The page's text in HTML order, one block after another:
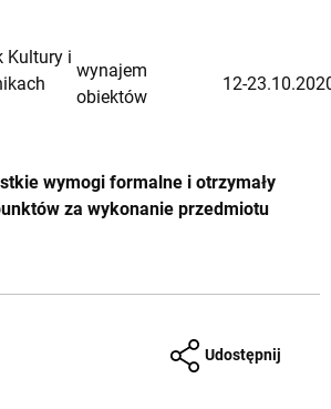
Kultury i
wynajem
obiektów
12-
wymogi formalne i otrzymały
za wykonanie przedmiotu
Udostępnij